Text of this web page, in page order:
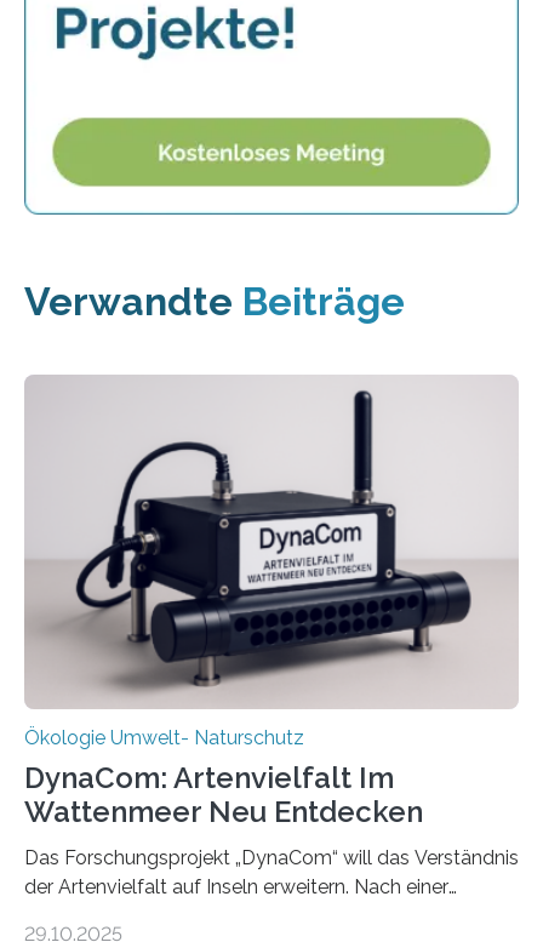
Verwandte Beiträge
Ökologie Umwelt- Naturschutz
DynaCom: Artenvielfalt Im
Wattenmeer Neu Entdecken
Das Forschungsprojekt „DynaCom“ will das Verständnis
der Artenvielfalt auf Inseln erweitern. Nach einer
29.10.2025